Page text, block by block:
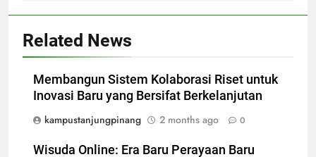
Related News
Membangun Sistem Kolaborasi Riset untuk
Inovasi Baru yang Bersifat Berkelanjutan
kampustanjungpinang
2 months ago 0
Wisuda Online: Era Baru Perayaan Baru